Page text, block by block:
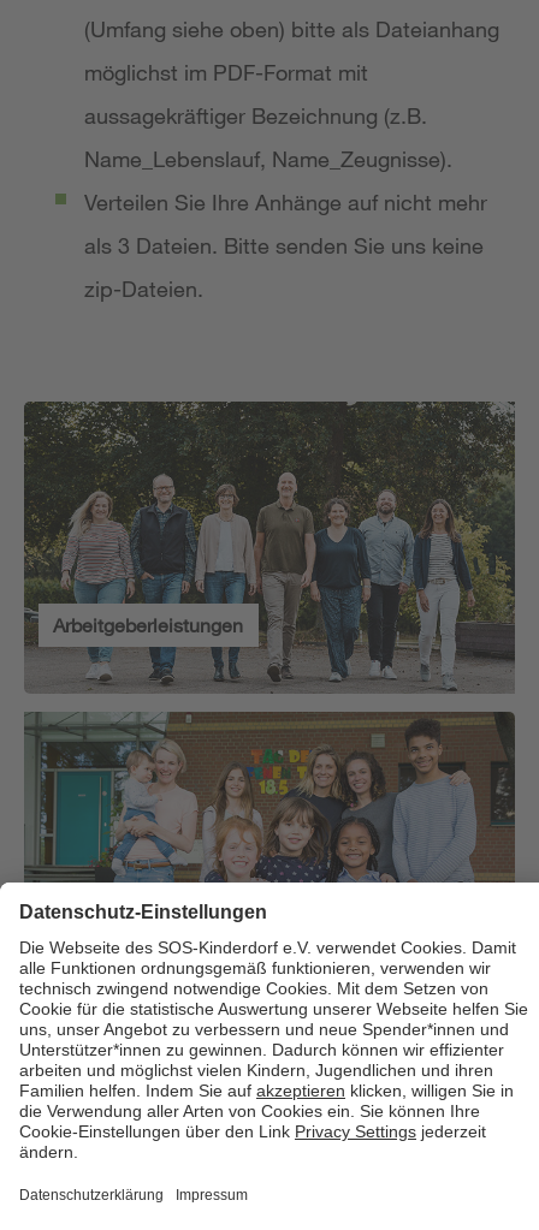
(Umfang siehe oben) bitte als Dateianhang
möglichst im PDF-Format mit
aussagekräftiger Bezeichnung (z.B.
Name_Lebenslauf, Name_Zeugnisse).
Verteilen Sie Ihre Anhänge auf nicht mehr
als 3 Dateien. Bitte senden Sie uns keine
zip-Dateien.
Arbeitgeberleistungen